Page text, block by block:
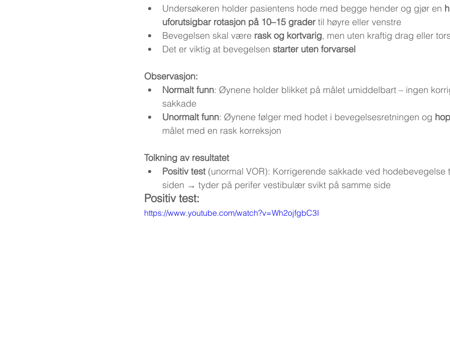
Undersøkeren holder pasientens hode med begge hender og gjør en
uforutsigbar rotasjon på 10–15 grader til høyre eller venstre
Bevegelsen skal være rask og kortvarig, men uten kraftig drag eller
Det er viktig at bevegelsen starter uten forvarsel
Observasjon:
Normalt funn: Øynene holder blikket på målet umiddelbart – ingen
sakkade
Unormalt funn: Øynene følger med hodet i bevegelsesretningen og
målet med en rask korreksjon
Tolkning av resultatet
Positiv test (unormal VOR): Korrigerende sakkade ved
siden → tyder på perifer vestibulær svikt på samme side
Positiv test:
https://www.youtube.com/watch?v=Wh2ojfgbC3I